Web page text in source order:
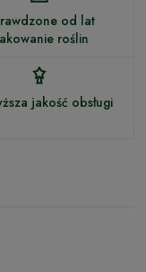
od lat
roślin
jakość obsługi